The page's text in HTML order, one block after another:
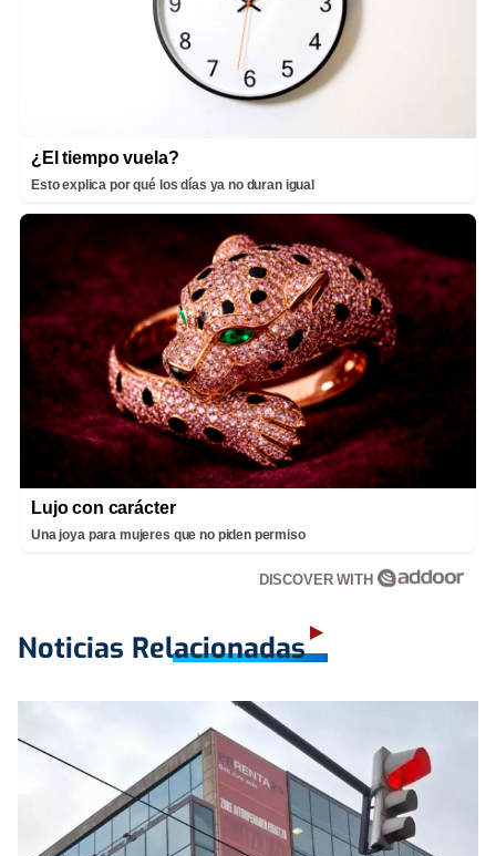
¿El tiempo vuela?
Esto explica por qué los días ya no duran igual
Lujo con carácter
Una joya para mujeres que no piden permiso
DISCOVER WITH
Noticias Relacionadas